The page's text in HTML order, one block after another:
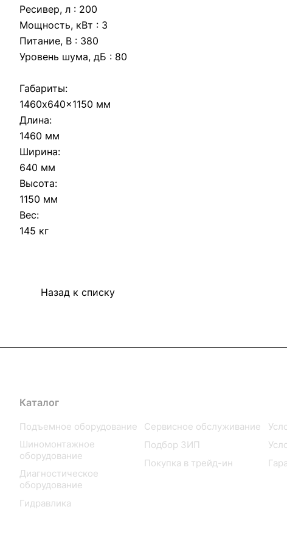
Ресивер, л : 200
Мощность, кВт : 3
Питание, В : 380
Уровень шума, дБ : 80
Габариты:
1460x640x1150 мм
Длина:
1460 мм
Ширина:
640 мм
Высота:
1150 мм
Вес:
145 кг
Назад к списку
Каталог
Подъемное оборудование
Шиномонтажное
оборудование
Диагностическое
оборудование
Гидравлика
Сервисное обслуживание
Подбор ЗИП
Покупка в трейд-ин